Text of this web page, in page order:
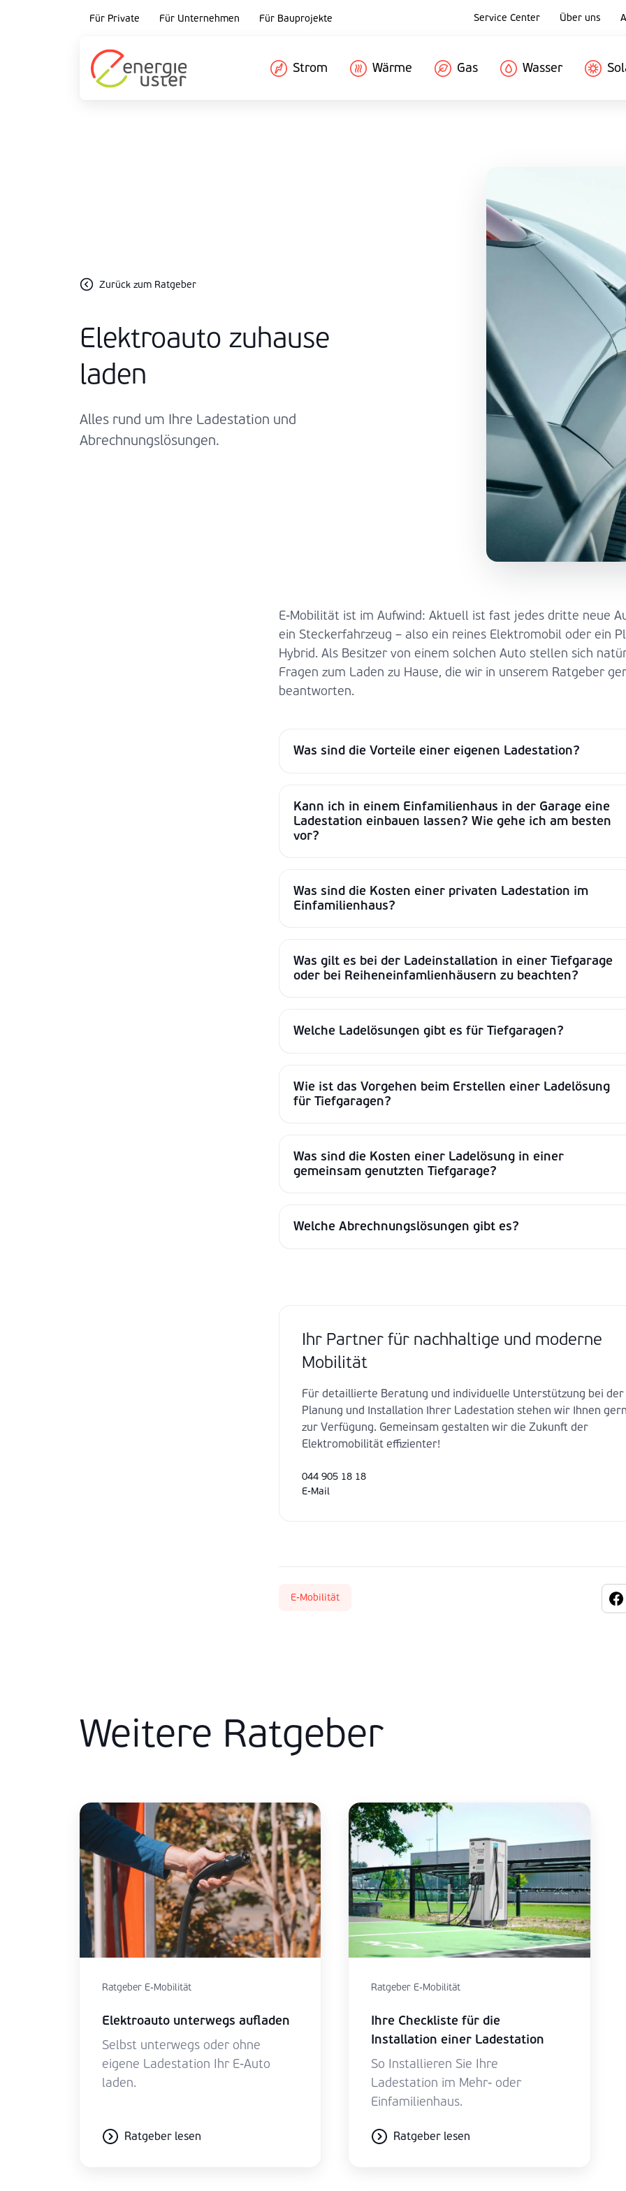
Für Private Für Unternehmen Für Bauprojekte Service Center Über uns
Strom Wärme Gas Wasser
Zurück zum Ratgeber
Elektroauto zuhause
laden
Alles rund um Ihre Ladestation und
Abrechnungslösungen.
E-Mobilität ist im Aufwind: Aktuell ist fast jedes dritte neue
ein Steckerfahrzeug – also ein reines Elektromobil oder ein
Hybrid. Als Besitzer von einem solchen Auto stellen sich
Fragen zum Laden zu Hause, die wir in unserem Ratgeber
beantworten.
Was sind die Vorteile einer eigenen Ladestation?
Kann ich in einem Einfamilienhaus in der Garage eine
Ladestation einbauen lassen? Wie gehe ich am besten
vor?
Was sind die Kosten einer privaten Ladestation im
Einfamilienhaus?
Was gilt es bei der Ladeinstallation in einer Tiefgarage
oder bei Reiheneinfamlienhäusern zu beachten?
Welche Ladelösungen gibt es für Tiefgaragen?
Wie ist das Vorgehen beim Erstellen einer Ladelösung
für Tiefgaragen?
Was sind die Kosten einer Ladelösung in einer
gemeinsam genutzten Tiefgarage?
Welche Abrechnungslösungen gibt es?
Ihr Partner für nachhaltige und moderne
Mobilität
Für detaillierte Beratung und individuelle Unterstützung bei der
Planung und Installation Ihrer Ladestation stehen wir Ihnen
zur Verfügung. Gemeinsam gestalten wir die Zukunft der
Elektromobilität effizienter!
044 905 18 18
E-Mail
E-Mobilität
Weitere Ratgeber
Ratgeber E-Mobilität
Elektroauto unterwegs aufladen
Selbst unterwegs oder ohne
eigene Ladestation Ihr E-Auto
laden.
Ratgeber lesen
Ratgeber E-Mobilität
Ihre Checkliste für die
Installation einer Ladestation
So Installieren Sie Ihre
Ladestation im Mehr- oder
Einfamilienhaus.
Ratgeber lesen